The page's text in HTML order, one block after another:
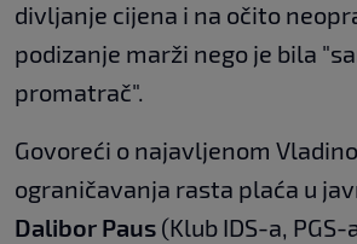
divljanje cijena i na očito
podizanje marži nego je bila
promatrač".
Govoreći o najavljenom
ograničavanja rasta plaća u
Dalibor Paus (Klub IDS-a, PGS-